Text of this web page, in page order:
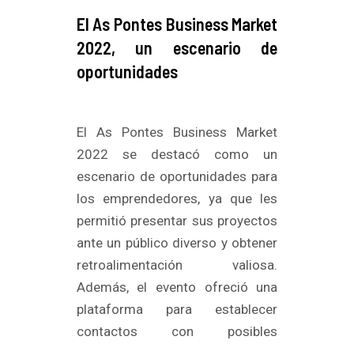
El As Pontes Business Market
2022, un escenario de
oportunidades
El As Pontes Business Market
2022 se destacó como un
escenario de oportunidades para
los emprendedores, ya que les
permitió presentar sus proyectos
ante un público diverso y obtener
retroalimentación valiosa.
Además, el evento ofreció una
plataforma para establecer
contactos con posibles